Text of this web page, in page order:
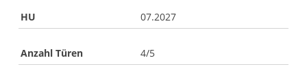
HU 07.2027
Anzahl Türen 4/5